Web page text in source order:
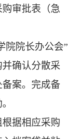
审批表（急
院院长办公会”
确认分散采
案。完成备
据相应采购